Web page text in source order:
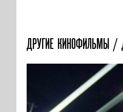
ДРУГИЕ КИНОФИЛЬМЫ /